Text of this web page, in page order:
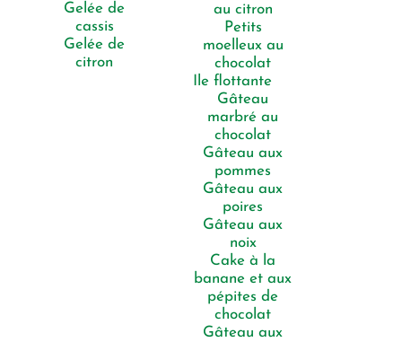
Gelée de
cassis
Gelée de
citron
au citron
Petits
moelleux au
chocolat
Ile flottante
Gâteau
marbré au
chocolat
Gâteau aux
pommes
Gâteau aux
poires
Gâteau aux
noix
Cake à la
banane et aux
pépites de
chocolat
Gâteau aux